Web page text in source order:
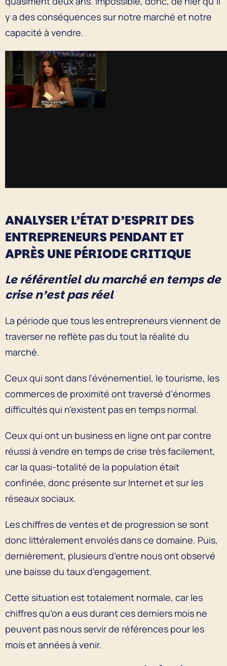
y a des conséquences sur notre marché et notre
capacité à vendre.
ANALYSER L’ÉTAT D’ESPRIT DES
ENTREPRENEURS PENDANT ET
APRÈS UNE PÉRIODE CRITIQUE
Le référentiel du marché en temps de
crise n’est pas réel
La période que tous les entrepreneurs viennent de
traverser ne reflète pas du tout la réalité du
marché.
Ceux qui sont dans l’événementiel, le tourisme, les
commerces de proximité ont traversé d’énormes
difficultés qui n’existent pas en temps normal.
Ceux qui ont un business en ligne ont par contre
réussi à vendre en temps de crise très facilement,
car la quasi-totalité de la population était
confinée, donc présente sur Internet et sur les
réseaux sociaux.
Les chiffres de ventes et de progression se sont
donc littéralement envolés dans ce domaine. Puis,
dernièrement, plusieurs d’entre nous ont observé
une baisse du taux d’engagement.
Cette situation est totalement normale, car les
chiffres qu’on a eus durant ces derniers mois ne
peuvent pas nous servir de références pour les
mois et années à venir.